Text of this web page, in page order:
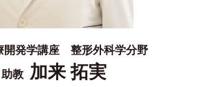
開発学講座 整形外科学分野
助教 加来 拓実